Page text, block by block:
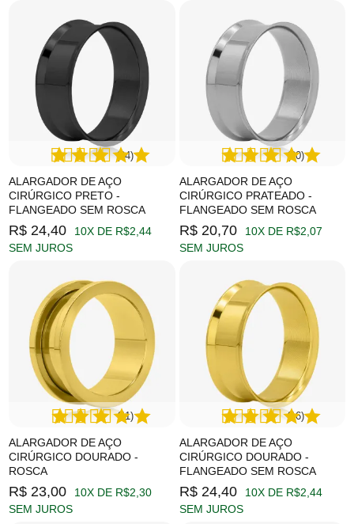
ALARGADOR DE AÇO
CIRÚRGICO PRETO -
FLANGEADO SEM ROSCA
(24)
R$ 24,40
10X DE R$2,44
SEM JUROS
ALARGADOR DE AÇO
CIRÚRGICO PRATEADO -
FLANGEADO SEM ROSCA
(20)
R$ 20,70
10X DE R$2,07
SEM JUROS
ALARGADOR DE AÇO
CIRÚRGICO DOURADO -
ROSCA
(11)
R$ 23,00
10X DE R$2,30
SEM JUROS
ALARGADOR DE AÇO
CIRÚRGICO DOURADO -
FLANGEADO SEM ROSCA
(16)
R$ 24,40
10X DE R$2,44
SEM JUROS